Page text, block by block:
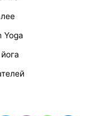
Yoga